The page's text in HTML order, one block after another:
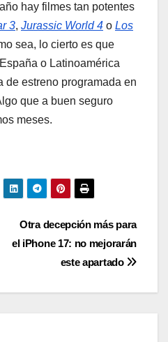
hay filmes tan potentes
3, Jurassic World 4 o Los
sea, lo cierto es que
o Latinoamérica
de estreno programada en
que a buen seguro
meses.
Otra decepción más para
el iPhone 17: no mejorarán
este apartado